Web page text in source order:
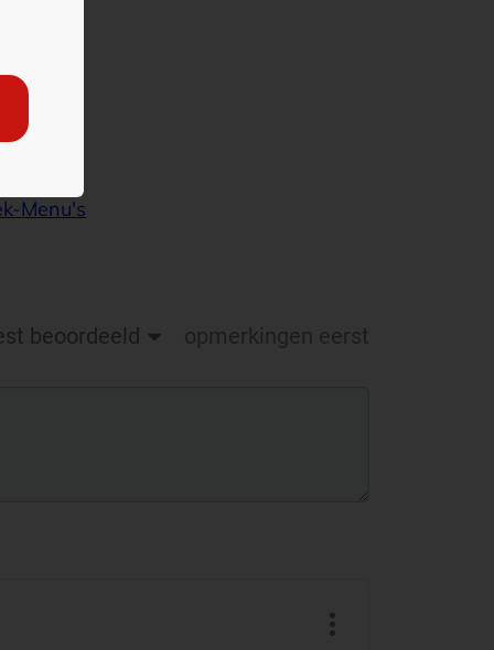
Menu's
beoordeeld opmerkingen eerst